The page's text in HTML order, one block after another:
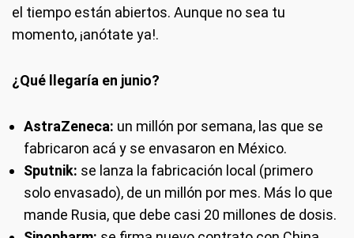
el tiempo están abiertos. Aunque no sea tu
momento, ¡anótate ya!.
¿Qué llegaría en junio?
AstraZeneca: un millón por semana, las que se
fabricaron acá y se envasaron en México.
Sputnik: se lanza la fabricación local (primero
solo envasado), de un millón por mes. Más lo que
mande Rusia, que debe casi 20 millones de dosis.